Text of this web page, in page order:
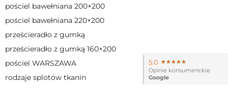
lub prezent z okazji nowego mieszkania.
pościel bawełniana 200×200
pościel bawełniana 220×200
prześcieradło z gumką
prześcieradło z gumką 160×200
pościel WARSZAWA
rodzaje splotów tkanin
5.0 ★★★★★
★★★★★
Opinie konsumenckie
Google